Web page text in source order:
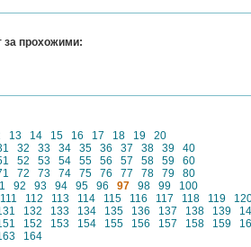
за прохожими:
13 14 15 16 17 18 19
20
32 33 34 35 36 37 38 39
40
52 53 54 55 56 57 58 59
60
72 73 74 75 76 77 78 79
80
92 93 94 95 96 97 98 99
100
111 112 113 114 115 116 117 118 119
132 133 134 135 136 137 138 139
152 153 154 155 156 157 158 159
164